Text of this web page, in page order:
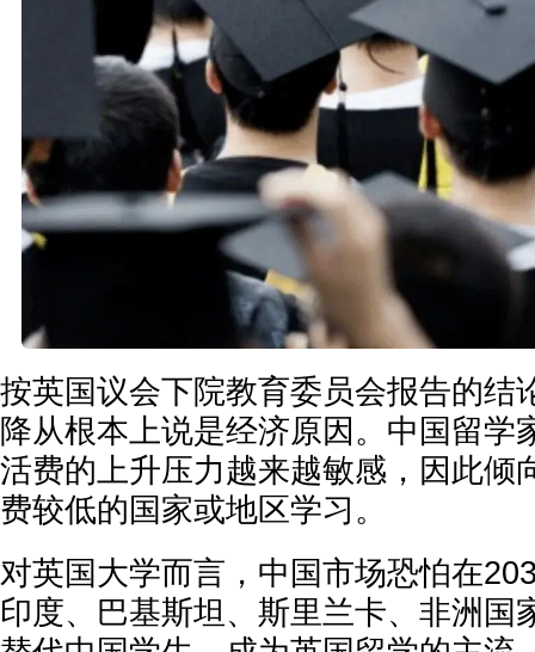
按英国议会下院教育委员会报告的结
降从根本上说是经济原因。中国留学
活费的上升压力越来越敏感，因此倾
费较低的国家或地区学习。
对英国大学而言，中国市场恐怕在
印度、巴基斯坦、斯里兰卡、非洲国